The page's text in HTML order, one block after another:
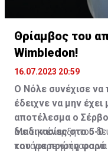
Θρίαμβος του
Wimbledon!
16.07.2023 20:59
Ο Νόλε συνέχισε να
έδειχνε να μην
αποτέλεσμα ο
διαδικασίες στο 5-
του για πρώτη φορά
Με την έναρξη του
κατάφερε γρήγορα